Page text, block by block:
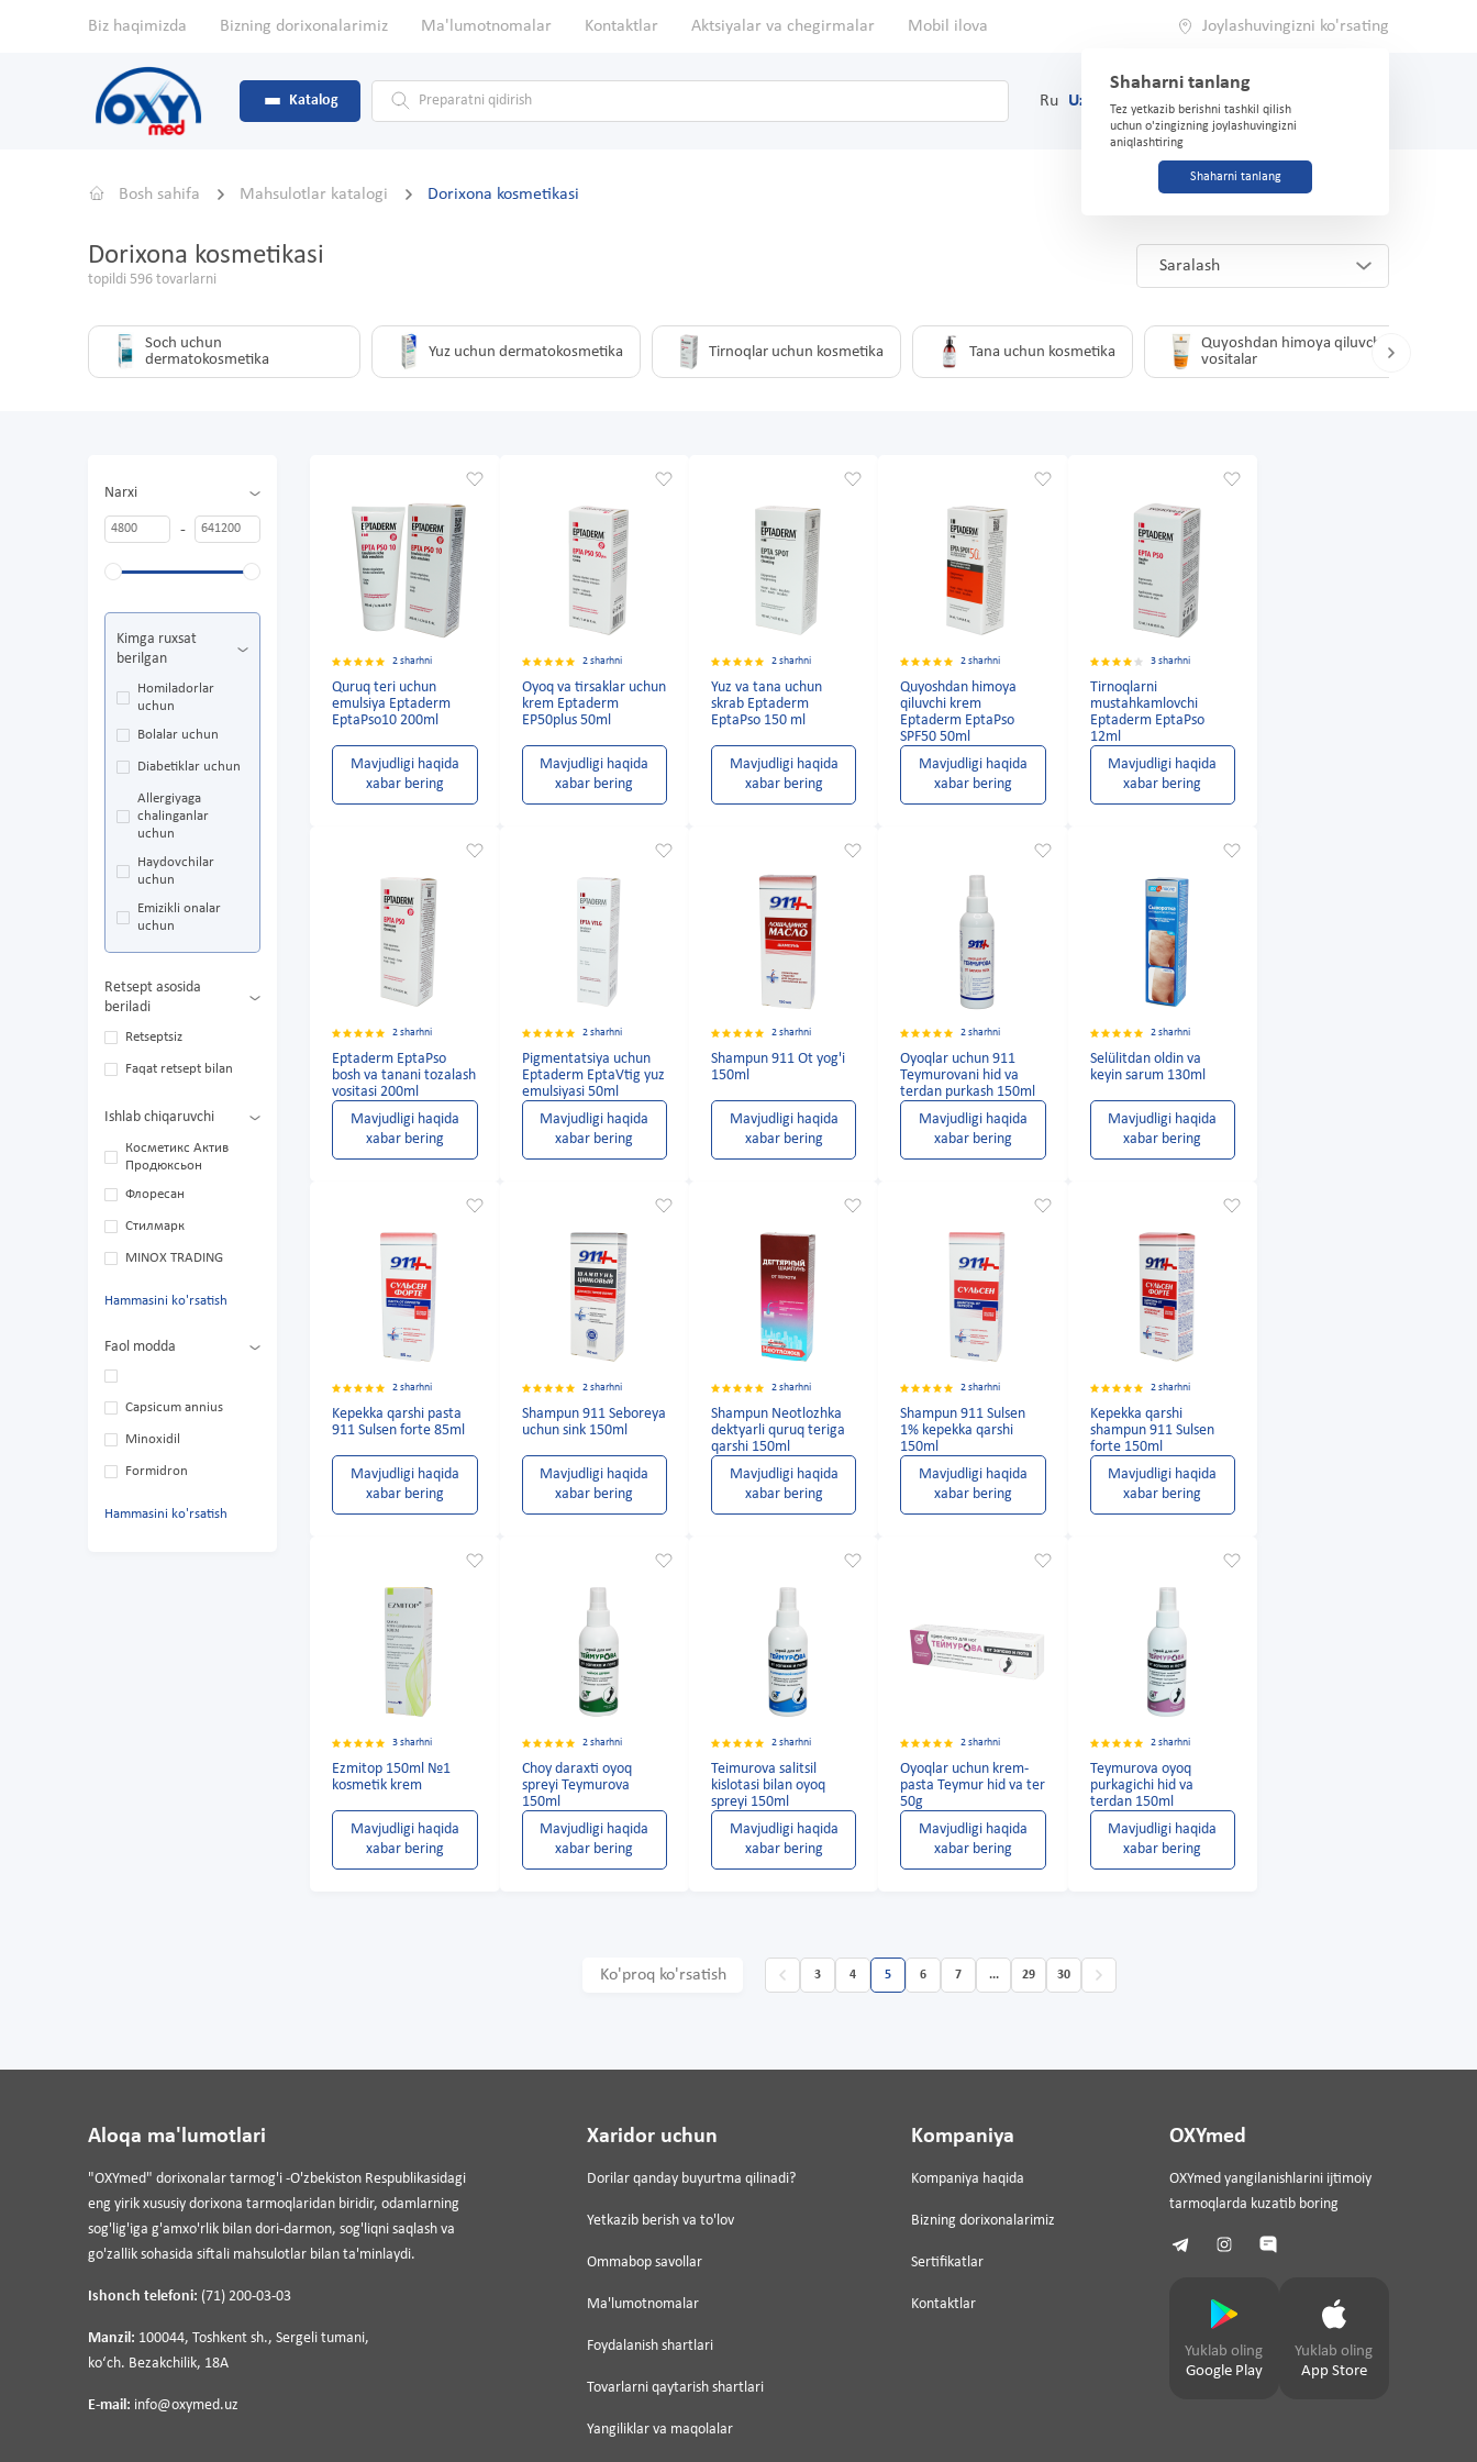
Biz haqimizda Bizning dorixonalarimiz Ma'lumotnomalar Kontaktlar Aktsiyalar va chegirmalar Mobil ilova Joylashuvingizni ko'rsating
Shaharni tanlang
Tez yetkazib berishni tashkil qilish
uchun o'zingizning joylashuvingizni
aniqlashtiring
Shaharni tanlang
Katalog Ru Uz (71) 200-03-03
Bosh sahifa Mahsulotlar katalogi Dorixona kosmetikasi
Dorixona kosmetikasi
topildi 596 tovarlarni
Saralash
Soch uchun
dermatokosmetika
Yuz uchun dermatokosmetika Tirnoqlar uchun kosmetika Tana uchun kosmetika
Quyoshdan himoya qiluvchi
vositalar
Narxi
-
Kimga ruxsat
berilgan
Homiladorlar
uchun
Bolalar uchun
Diabetiklar uchun
Allergiyaga
chalinganlar
uchun
Haydovchilar
uchun
Emizikli onalar
uchun
Retsept asosida
beriladi
Retseptsiz
Faqat retsept bilan
Ishlab chiqaruvchi
Косметикс Актив
Продюксьон
Флоресан
Стилмарк
MINOX TRADING
Hammasini ko'rsatish
Faol modda
Capsicum annius
Minoxidil
Formidron
Hammasini ko'rsatish
2 sharhni
Quruq teri uchun
emulsiya Eptaderm
EptaPso10 200ml
Mavjudligi haqida
xabar bering
2 sharhni
Oyoq va tirsaklar uchun
krem Eptaderm
EP50plus 50ml
Mavjudligi haqida
xabar bering
2 sharhni
Yuz va tana uchun
skrab Eptaderm
EptaPso 150 ml
Mavjudligi haqida
xabar bering
2 sharhni
Quyoshdan himoya
qiluvchi krem
Eptaderm EptaPso
SPF50 50ml
Mavjudligi haqida
xabar bering
3 sharhni
Tirnoqlarni
mustahkamlovchi
Eptaderm EptaPso
12ml
Mavjudligi haqida
xabar bering
2 sharhni
Eptaderm EptaPso
bosh va tanani tozalash
vositasi 200ml
Mavjudligi haqida
xabar bering
2 sharhni
Pigmentatsiya uchun
Eptaderm EptaVtig yuz
emulsiyasi 50ml
Mavjudligi haqida
xabar bering
2 sharhni
Shampun 911 Ot yog'i
150ml
Mavjudligi haqida
xabar bering
2 sharhni
Oyoqlar uchun 911
Teymurovani hid va
terdan purkash 150ml
Mavjudligi haqida
xabar bering
2 sharhni
Selülitdan oldin va
keyin sarum 130ml
Mavjudligi haqida
xabar bering
2 sharhni
Kepekka qarshi pasta
911 Sulsen forte 85ml
Mavjudligi haqida
xabar bering
2 sharhni
Shampun 911 Seboreya
uchun sink 150ml
Mavjudligi haqida
xabar bering
2 sharhni
Shampun Neotlozhka
dektyarli quruq teriga
qarshi 150ml
Mavjudligi haqida
xabar bering
2 sharhni
Shampun 911 Sulsen
1% kepekka qarshi
150ml
Mavjudligi haqida
xabar bering
2 sharhni
Kepekka qarshi
shampun 911 Sulsen
forte 150ml
Mavjudligi haqida
xabar bering
3 sharhni
Ezmitop 150ml №1
kosmetik krem
Mavjudligi haqida
xabar bering
2 sharhni
Choy daraxti oyoq
spreyi Teymurova
150ml
Mavjudligi haqida
xabar bering
2 sharhni
Teimurova salitsil
kislotasi bilan oyoq
spreyi 150ml
Mavjudligi haqida
xabar bering
2 sharhni
Oyoqlar uchun krem-
pasta Teymur hid va ter
50g
Mavjudligi haqida
xabar bering
2 sharhni
Teymurova oyoq
purkagichi hid va
terdan 150ml
Mavjudligi haqida
xabar bering
Ko'proq ko'rsatish 3 4 5 6 7 ... 29 30
Aloqa ma'lumotlari
"OXYmed" dorixonalar tarmog'i -O'zbekiston Respublikasidagi
eng yirik xususiy dorixona tarmoqlaridan biridir, odamlarning
sog'lig'iga g'amxo'rlik bilan dori-darmon, sog'liqni saqlash va
go'zallik sohasida siftali mahsulotlar bilan ta'minlaydi.
Ishonch telefoni: (71) 200-03-03
Manzil: 100044, Toshkent sh., Sergeli tumani,
koʻch. Bezakchilik, 18A
E-mail: info@oxymed.uz
Xaridor uchun
Dorilar qanday buyurtma qilinadi?
Yetkazib berish va to'lov
Ommabop savollar
Ma'lumotnomalar
Foydalanish shartlari
Tovarlarni qaytarish shartlari
Yangiliklar va maqolalar
Kompaniya
Kompaniya haqida
Bizning dorixonalarimiz
Sertifikatlar
Kontaktlar
OXYmed
OXYmed yangilanishlarini ijtimoiy
tarmoqlarda kuzatib boring
Yuklab oling
Google Play
Yuklab oling
App Store